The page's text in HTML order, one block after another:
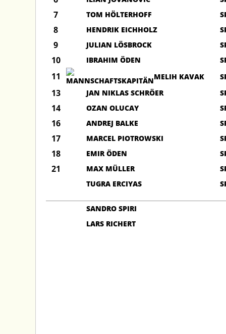
7 TOM HÖLTERHOFF
8 HENDRIK EICHHOLZ
9 JULIAN LÖSBROCK
10 IBRAHIM ÖDEN
11 MELIH KAVAK
13 JAN NIKLAS SCHRÖER
14 OZAN OLUCAY
16 ANDREJ BALKE
17 MARCEL PIOTROWSKI
18 EMIR ÖDEN
21 MAX MÜLLER
TUGRA ERCIYAS
SANDRO SPIRI
LARS RICHERT